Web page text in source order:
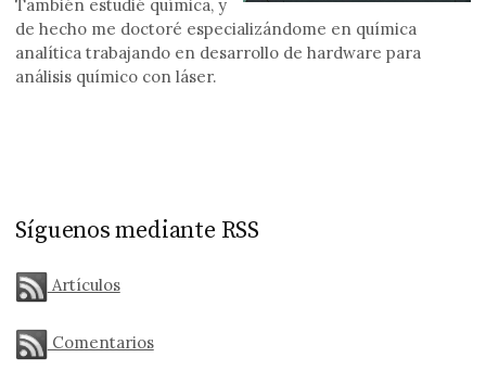
También estudié química, y
de hecho me doctoré especializándome en química
analítica trabajando en desarrollo de hardware para
análisis químico con láser.
Síguenos mediante RSS
Artículos
Comentarios